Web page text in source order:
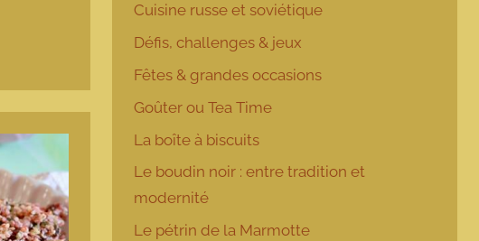
Cuisine russe et soviétique
Défis, challenges & jeux
Fêtes & grandes occasions
Goûter ou Tea Time
La boîte à biscuits
Le boudin noir : entre tradition et
modernité
Le pétrin de la Marmotte